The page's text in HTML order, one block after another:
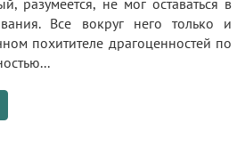
Все вокруг него только и
похитителе драгоценностей по